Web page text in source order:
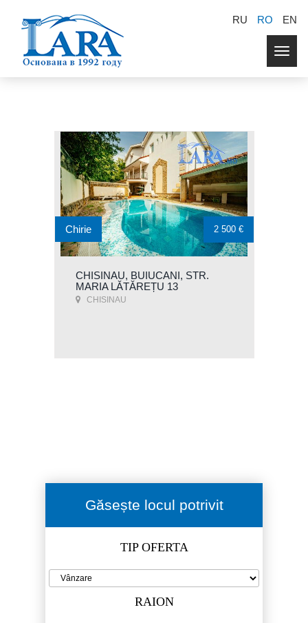
RU RO EN
CHISINAU, BUIUCANI, STR.
MARIA LĂTĂREȚU 13
CHISINAU
Chirie 2 500 €
Găsește locul potrivit
TIP OFERTA
RAION